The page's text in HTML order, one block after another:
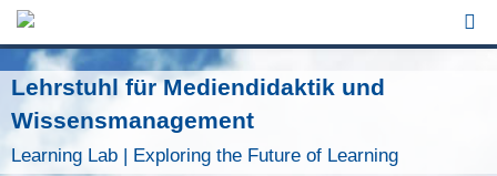
Jump to Navigation
Lehrstuhl für Mediendidaktik und
Wissensmanagement
Learning Lab | Exploring the Future of Learning